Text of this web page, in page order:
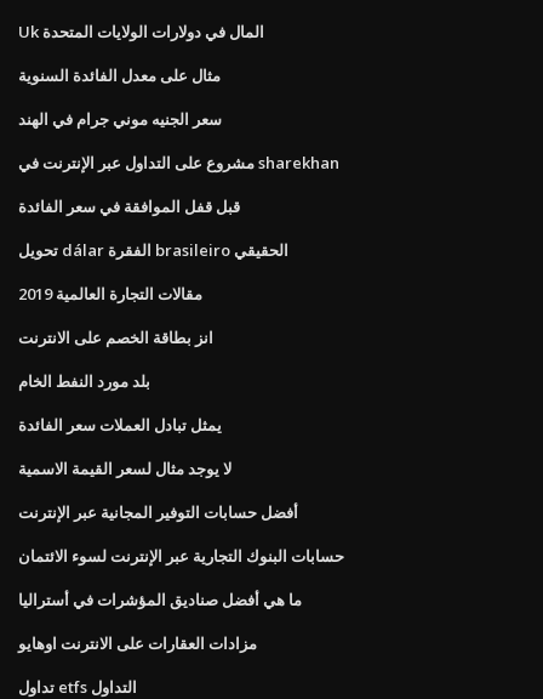
Uk المال في دولارات الولايات المتحدة
مثال على معدل الفائدة السنوية
سعر الجنيه موني جرام في الهند
مشروع على التداول عبر الإنترنت في sharekhan
قبل قفل الموافقة في سعر الفائدة
تحويل dálar الفقرة brasileiro الحقيقي
مقالات التجارة العالمية 2019
انز بطاقة الخصم على الانترنت
بلد مورد النفط الخام
يمثل تبادل العملات سعر الفائدة
لا يوجد مثال لسعر القيمة الاسمية
أفضل حسابات التوفير المجانية عبر الإنترنت
حسابات البنوك التجارية عبر الإنترنت لسوء الائتمان
ما هي أفضل صناديق المؤشرات في أستراليا
مزادات العقارات على الانترنت اوهايو
تداول etfs التداول